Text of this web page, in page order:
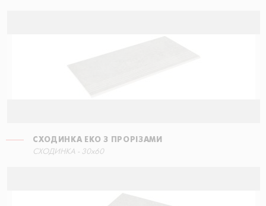
СХОДИНКА ЕКО З ПРОРІЗАМИ
СХОДИНКА - 30x60